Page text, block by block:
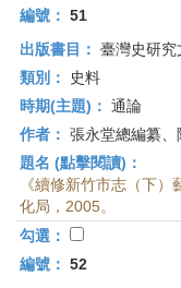
編號： 51
出版書目： 臺灣史研
類別：
史料
時期(主題)： 通論
作者： 張永堂總編纂、
題名 (點擊閱讀)：
《續修新竹市志（下
化局，2005。
勾選：
編號： 52